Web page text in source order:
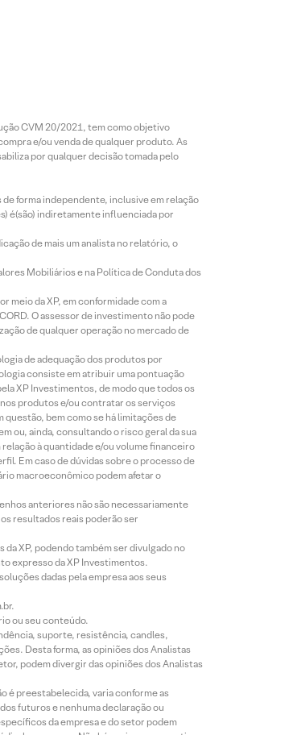
CVM 20/2021, tem como objetivo
e/ou venda de qualquer produto. As
por qualquer decisão tomada pelo
forma independente, inclusive em relação
é(são) indiretamente influenciada por
de mais um analista no relatório, o
Mobiliários e na Política de Conduta dos
meio da XP, em conformidade com a
O assessor de investimento não pode
de qualquer operação no mercado de
de adequação dos produtos por
consiste em atribuir uma pontuação
XP Investimentos, de modo que todos os
produtos e/ou contratar os serviços
bem como se há limitações de
ou, ainda, consultando o risco geral da sua
à quantidade e/ou volume financeiro
Em caso de dúvidas sobre o processo de
macroeconômico podem afetar o
anteriores não são necessariamente
resultados reais poderão ser
XP, podendo também ser divulgado no
expresso da XP Investimentos.
dadas pela empresa aos seus
ou seu conteúdo.
suporte, resistência, candles,
Desta forma, as opiniões dos Analistas
podem divergir das opiniões dos Analistas
é preestabelecida, varia conforme as
futuros e nenhuma declaração ou
da empresa e do setor podem